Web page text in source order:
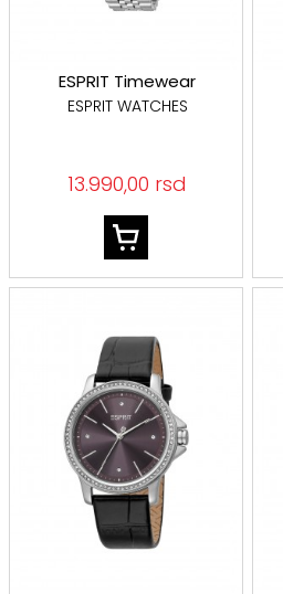
ESPRIT Timewear
ESPRIT WATCHES
13.990,00 rsd